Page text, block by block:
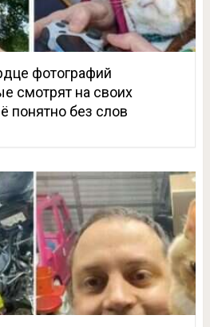
фотографий
смотрят на своих
понятно без слов